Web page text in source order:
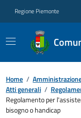
Regione Piemonte
Home /
Atti generali /
Regolamento per
bisogno o handicap